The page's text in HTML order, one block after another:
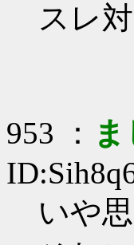
スレ
953 ： ま
いや